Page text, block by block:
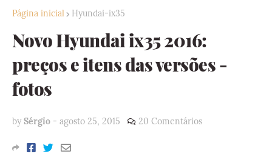
Página inicial Hyundai-ix35
Novo Hyundai ix35 2016:
preços e itens das versões -
fotos
by Sérgio - agosto 25, 2015 20 Comentários